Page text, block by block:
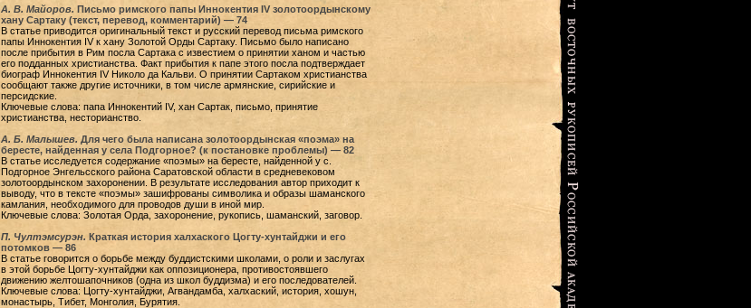
А. В. Майоров. Письмо римского папы Иннокентия IV золотоордынскому
хану Сартаку (текст, перевод, комментарий) — 74
В статье приводится оригинальный текст и русский перевод письма римского
папы Иннокентия IV к хану Золотой Орды Сартаку. Письмо было написано
после прибытия в Рим посла Сартака с известием о принятии ханом и частью
его подданных христианства. Факт прибытия к папе этого посла подтверждает
биограф Иннокентия IV Николо да Кальви. О принятии Сартаком христианства
сообщают также другие источники, в том числе армянские, сирийские и
персидские.
Ключевые слова: папа Иннокентий IV, хан Сартак, письмо, принятие
христианства, несторианство.
А. Б. Малышев. Для чего была написана золотоордынская «поэма» на
бересте, найденная у села Подгорное? (к постановке проблемы) — 82
В статье исследуется содержание «поэмы» на бересте, найденной у с.
Подгорное Энгельсского района Саратовской области в средневековом
золотоордынском захоронении. В результате исследования автор приходит к
выводу, что в тексте «поэмы» зашифрованы символика и образы шаманского
камлания, необходимого для проводов души в иной мир.
Ключевые слова: Золотая Орда, захоронение, рукопись, шаманский, заговор.
П. Чултэмсурэн. Краткая история халхаского Цогту-хунтайджи и его
потомков — 86
В статье говорится о борьбе между буддистскими школами, о роли и заслугах
в этой борьбе Цогту-хунтайджи как оппозиционера, противостоявшего
движению желтошапочников (одна из школ буддизма) и его последователей.
Ключевые слова: Цогту-хунтайджи, Агвандамба, халхаский, история, хошун,
монастырь, Тибет, Монголия, Бурятия.